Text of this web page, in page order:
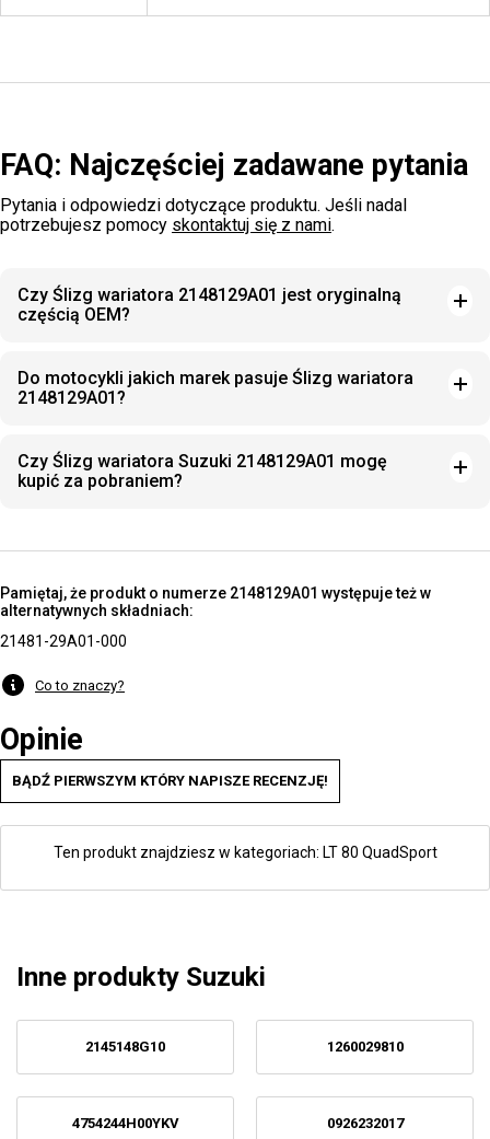
FAQ: Najczęściej zadawane pytania
Pytania i odpowiedzi dotyczące produktu. Jeśli nadal
potrzebujesz pomocy skontaktuj się z nami.
Czy Ślizg wariatora 2148129A01 jest oryginalną
częścią OEM?
Do motocykli jakich marek pasuje Ślizg wariatora
2148129A01?
Czy Ślizg wariatora Suzuki 2148129A01 mogę
kupić za pobraniem?
Pamiętaj, że produkt o numerze 2148129A01 występuje też w
alternatywnych składniach:
21481-29A01-000
Co to znaczy?
Opinie
BĄDŹ PIERWSZYM KTÓRY NAPISZE RECENZJĘ!
Ten produkt znajdziesz w kategoriach: LT 80 QuadSport
Inne produkty Suzuki
2145148G10 1260029810
4754244H00YKV 0926232017